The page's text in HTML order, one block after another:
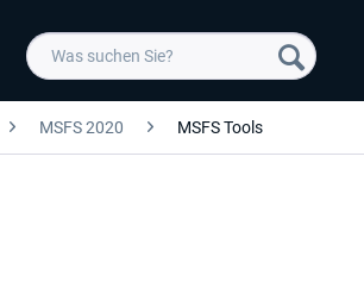
MSFS 2020 MSFS Tools